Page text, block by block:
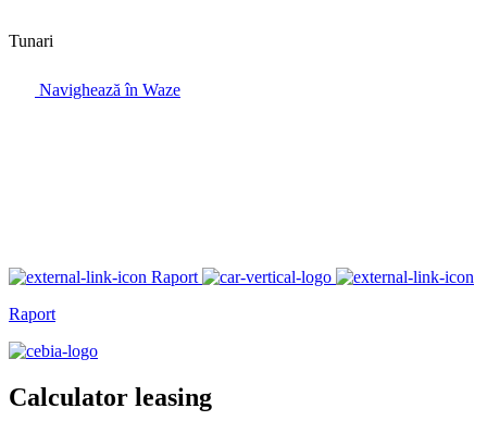
Tunari
Navighează în Waze
Raport
Raport
Calculator leasing